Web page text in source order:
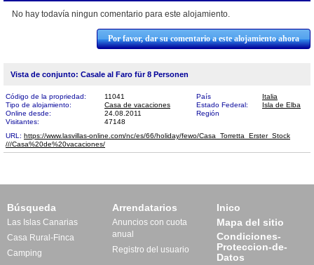
No hay todavía ningun comentario para este alojamiento.
Por favor, dar su comentario a este alojamiento ahora
Vista de conjunto: Casale al Faro für 8 Personen
Código de la propriedad: 11041 País
Italia
Tipo de alojamiento:
Casa de vacaciones Estado Federal:
Isla de Elba
Online desde:
24.08.2011
Región
Visitantes:
47148
URL: https://www.lasvillas-online.com/nc/es/66/holiday/fewo/Casa_Torretta_Erster_Stock​
///Casa%20de%20vacaciones/
Búsqueda
Las Islas Canarias
Casa Rural-Finca
Camping
Arrendatarios
Anuncios con cuota
anual
Registro del usuario
Inico
Mapa del sitio
Condiciones-
Proteccion-de-
Datos